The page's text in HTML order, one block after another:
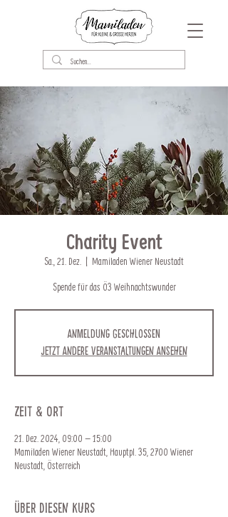
Charity Event
Sa., 21. Dez.
  |
Mamiladen Wiener Neustadt
Spende für das Ö3 Weihnachtswunder
Anmeldung geschlossen
Jetzt andere Veranstaltungen ansehen
Zeit & Ort
21. Dez. 2024, 09:00 – 15:00
Mamiladen Wiener Neustadt, Hauptpl. 35, 2700 Wiener
Neustadt, Österreich
Über diesen Kurs